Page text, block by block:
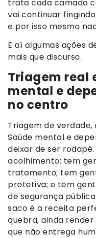
trata cada camada
vai continuar
e por isso mesmo
E aí algumas ações
mais que discurso.
Triagem real
mental e
no centro
Triagem de
Saúde mental e
deixar de ser
acolhimento; tem
tratamento; tem
protetiva; e tem
de segurança
saco é a receita
quebra, ainda
que não entrega